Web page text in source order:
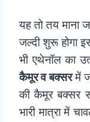
यह तो तय माना
जल्दी शुरू होगा
भी एथेनॉल का
कैमूर व बक्सरमें
की कैमूर बक्सर
भारी मात्रा में